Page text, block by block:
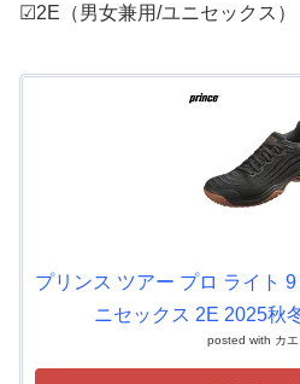
☑2E（男女兼用/ユニセックス）
プリンス ツアー プロ ライト
ニセックス 2E 2025秋
posted with カ